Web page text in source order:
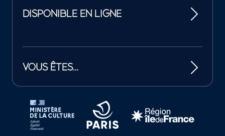
DISPONIBLE EN LIGNE
VOUS ÊTES…
Tutelles et mécènes de la Philharmonie de Paris